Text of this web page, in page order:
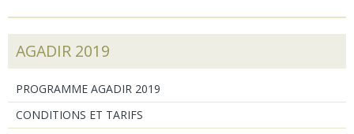
AGADIR 2019
PROGRAMME AGADIR 2019
CONDITIONS ET TARIFS